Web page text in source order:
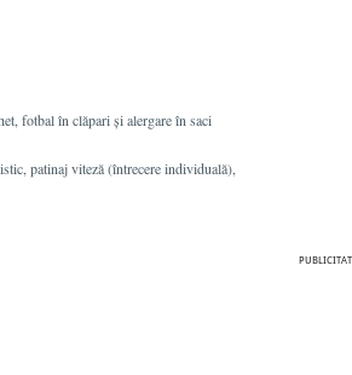
fotbal în clăpari şi alergare în saci
patinaj viteză (întrecere individuală),